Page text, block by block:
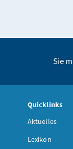
Sie
Quicklinks
Aktuelles
Lexikon